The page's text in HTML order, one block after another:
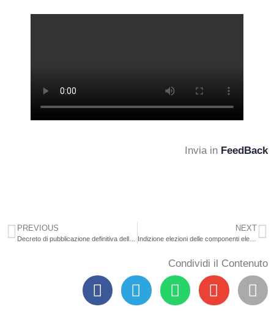
Invia in FeedBack
PREVIOUS NEXT
Indizione elezioni delle componenti elettive del Consiglio Superiore della Pubblica Istruzione
Condividi il Contenuto